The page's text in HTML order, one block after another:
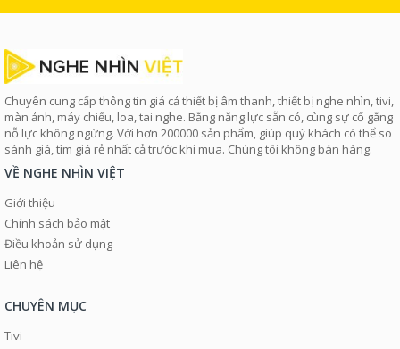
Chuyên cung cấp thông tin giá cả thiết bị âm thanh, thiết bị nghe nhìn, tivi,
màn ảnh, máy chiếu, loa, tai nghe. Bằng năng lực sẵn có, cùng sự cố gắng
nỗ lực không ngừng. Với hơn 200000 sản phẩm, giúp quý khách có thể so
sánh giá, tìm giá rẻ nhất cả trước khi mua. Chúng tôi không bán hàng.
VỀ NGHE NHÌN VIỆT
Giới thiệu
Chính sách bảo mật
Điều khoản sử dụng
Liên hệ
CHUYÊN MỤC
Tivi